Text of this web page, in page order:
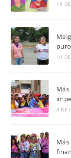
18
puro
10
8 DE